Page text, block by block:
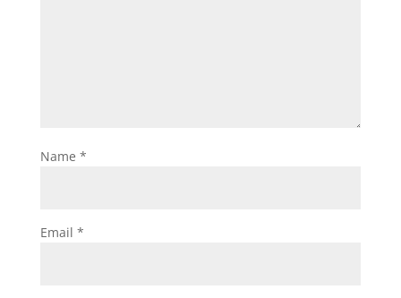
Name *
Email *